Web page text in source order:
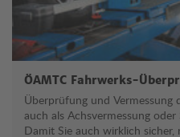
ÖAMTC Fahrwerks-
Überprüfung und Vermessung
auch als Achsvermessung
Damit Sie auch wirklich sicher,